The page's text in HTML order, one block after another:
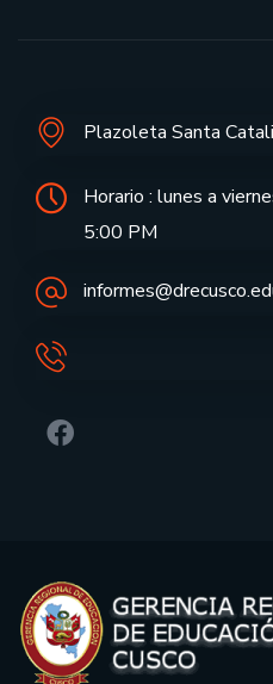
Plazoleta Santa
Horario : lunes a
5:00 PM